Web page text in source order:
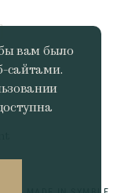
вам было
сайтами.